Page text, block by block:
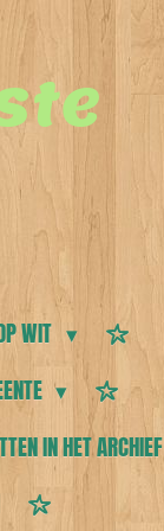
WIT
IN HET ARCHIEF